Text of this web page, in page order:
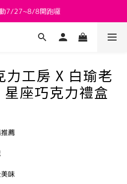
送 $800購物金
7/27~8/8開跑囉
送 $800購物金
力工房 X 白瑜老
座巧克力禮盒
薦
味